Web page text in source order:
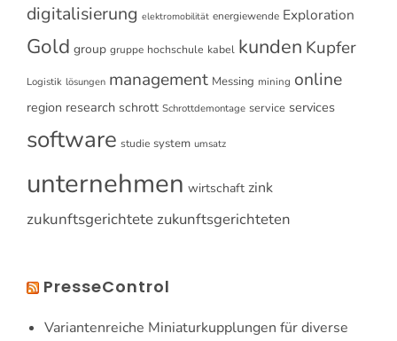
digitalisierung elektromobilität energiewende Exploration
Gold group gruppe hochschule kabel kunden Kupfer
Logistik lösungen management Messing mining online
region research schrott Schrottdemontage service services
software studie system umsatz
unternehmen wirtschaft zink
zukunftsgerichtete zukunftsgerichteten
PresseControl
Variantenreiche Miniaturkupplungen für diverse